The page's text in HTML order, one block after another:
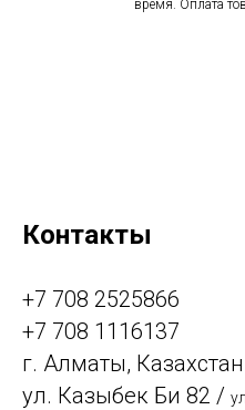
время. Оплата
Контакты
+7 708 2525866
+7 708 1116137
г. Алматы, Казахстан
ул. Казыбек Би 82 /